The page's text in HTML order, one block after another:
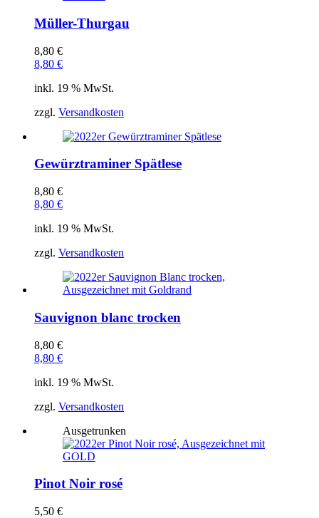
Müller-Thurgau
8,80 €
8,80 €
inkl. 19 % MwSt.
zzgl. Versandkosten
Gewürztraminer Spätlese
8,80 €
8,80 €
inkl. 19 % MwSt.
zzgl. Versandkosten
Sauvignon blanc trocken
8,80 €
8,80 €
inkl. 19 % MwSt.
zzgl. Versandkosten
Ausgetrunken
Pinot Noir rosé
5,50 €